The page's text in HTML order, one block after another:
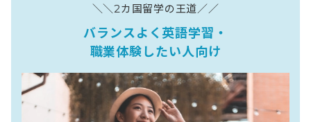
＼＼2カ国留学の王道／／
バランスよく英語学習・
職業体験したい人向け